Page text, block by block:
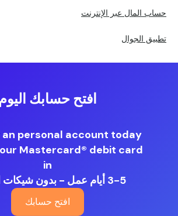
حساب المال عبر الإنترنت
تطبيق الجوال
افتح حسابك
personal account today
Mastercard® debit card
in
3-5 أيام عمل - بدون شيكات ائتمانية!
افتح حسابك